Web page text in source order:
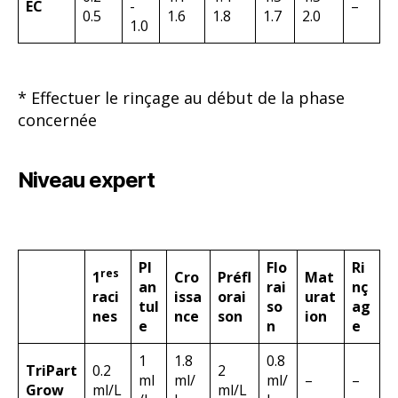
EC
0.5
-
1.0
1.6
1.8
1.7
2.0
–
* Effectuer le rinçage au début de la phase
concernée
Niveau expert
1res
raci
nes
Pl
an
tul
e
Cro
issa
nce
Préfl
orai
son
Flo
rai
so
n
Mat
urat
ion
Ri
nç
ag
e
TriPart
Grow
0.2
ml/L
1
ml
1.8
ml/
2
ml/L
0.8
ml/
– –